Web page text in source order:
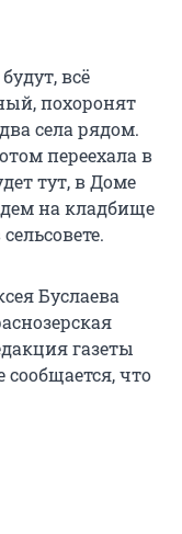
всё
похоронят
села рядом.
переехала в
тут, в Доме
на кладбище
Буслаева
газеты
сообщается, что